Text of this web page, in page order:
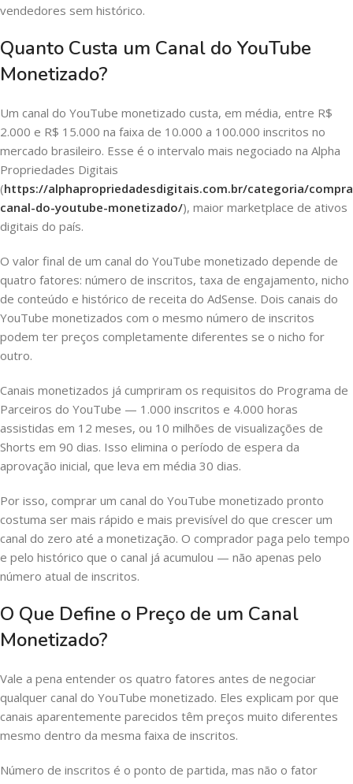
vendedores sem histórico.
Quanto Custa um Canal do YouTube
Monetizado?
Um canal do YouTube monetizado custa, em média, entre R$
2.000 e R$ 15.000 na faixa de 10.000 a 100.000 inscritos no
mercado brasileiro. Esse é o intervalo mais negociado na Alpha
Propriedades Digitais
(https://alphapropriedadesdigitais.com.br/categoria/
canal-do-youtube-monetizado/), maior marketplace de ativos
digitais do país.
O valor final de um canal do YouTube monetizado depende de
quatro fatores: número de inscritos, taxa de engajamento, nicho
de conteúdo e histórico de receita do AdSense. Dois canais do
YouTube monetizados com o mesmo número de inscritos
podem ter preços completamente diferentes se o nicho for
outro.
Canais monetizados já cumpriram os requisitos do Programa de
Parceiros do YouTube — 1.000 inscritos e 4.000 horas
assistidas em 12 meses, ou 10 milhões de visualizações de
Shorts em 90 dias. Isso elimina o período de espera da
aprovação inicial, que leva em média 30 dias.
Por isso, comprar um canal do YouTube monetizado pronto
costuma ser mais rápido e mais previsível do que crescer um
canal do zero até a monetização. O comprador paga pelo tempo
e pelo histórico que o canal já acumulou — não apenas pelo
número atual de inscritos.
O Que Define o Preço de um Canal
Monetizado?
Vale a pena entender os quatro fatores antes de negociar
qualquer canal do YouTube monetizado. Eles explicam por que
canais aparentemente parecidos têm preços muito diferentes
mesmo dentro da mesma faixa de inscritos.
Número de inscritos é o ponto de partida, mas não o fator